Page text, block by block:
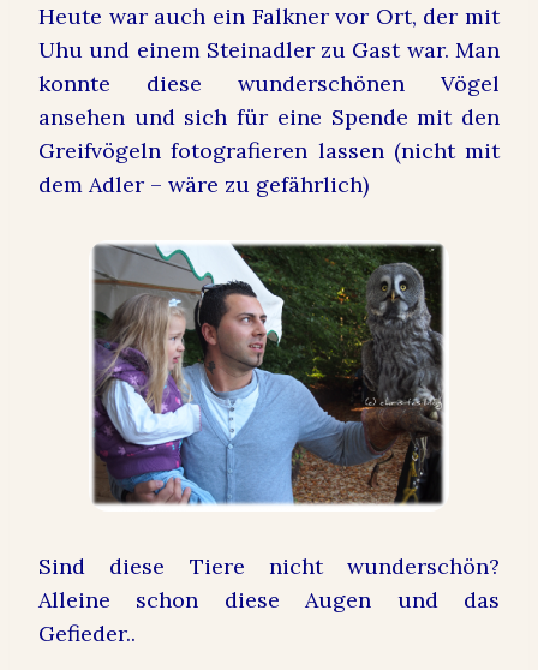
Heute war auch ein Falkner vor Ort, der mit
Uhu und einem Steinadler zu Gast war. Man
konnte diese wunderschönen Vögel
ansehen und sich für eine Spende mit den
Greifvögeln fotografieren lassen (nicht mit
dem Adler – wäre zu gefährlich)
Sind diese Tiere nicht wunderschön?
Alleine schon diese Augen und das
Gefieder..